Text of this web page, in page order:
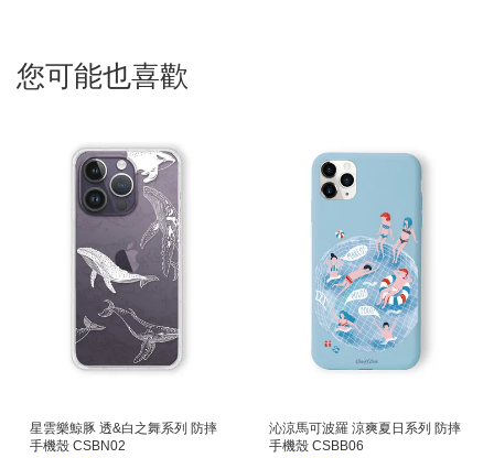
您可能也喜歡
星雲樂鯨豚 透&白之舞系列 防摔
手機殼 CSBN02
沁涼馬可波羅 涼爽夏日系列 防摔
手機殼 CSBB06